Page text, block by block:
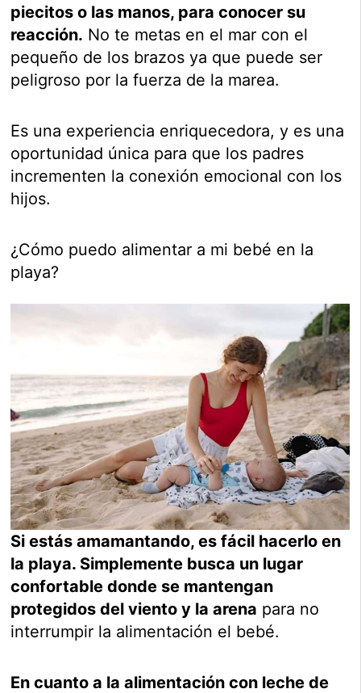
piecitos o las manos, para conocer su
reacción. No te metas en el mar con el
pequeño de los brazos ya que puede ser
peligroso por la fuerza de la marea.
Es una experiencia enriquecedora, y es una
oportunidad única para que los padres
incrementen la conexión emocional con los
hijos.
¿Cómo puedo alimentar a mi bebé en la
playa?
Si estás amamantando, es fácil hacerlo en
la playa. Simplemente busca un lugar
confortable donde se mantengan
protegidos del viento y la arena para no
interrumpir la alimentación el bebé.
En cuanto a la alimentación con leche de